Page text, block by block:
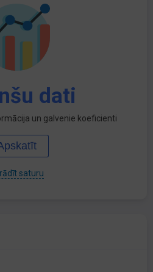
dati
un galvenie koeficienti
saturu